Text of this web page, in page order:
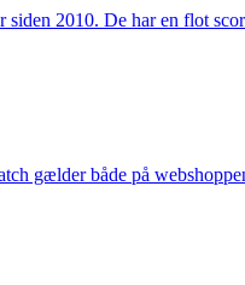
2010. De har en flot
gælder både på